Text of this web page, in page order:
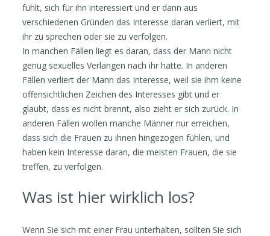
fühlt, sich für ihn interessiert und er dann aus
verschiedenen Gründen das Interesse daran verliert, mit
ihr zu sprechen oder sie zu verfolgen.
In manchen Fällen liegt es daran, dass der Mann nicht
genug sexuelles Verlangen nach ihr hatte. In anderen
Fällen verliert der Mann das Interesse, weil sie ihm keine
offensichtlichen Zeichen des Interesses gibt und er
glaubt, dass es nicht brennt, also zieht er sich zurück. In
anderen Fällen wollen manche Männer nur erreichen,
dass sich die Frauen zu ihnen hingezogen fühlen, und
haben kein Interesse daran, die meisten Frauen, die sie
treffen, zu verfolgen.
Was ist hier wirklich los?
Wenn Sie sich mit einer Frau unterhalten, sollten Sie sich